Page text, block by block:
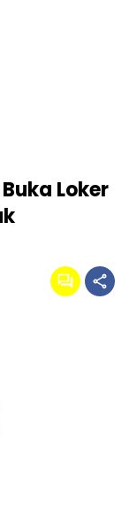
Loker